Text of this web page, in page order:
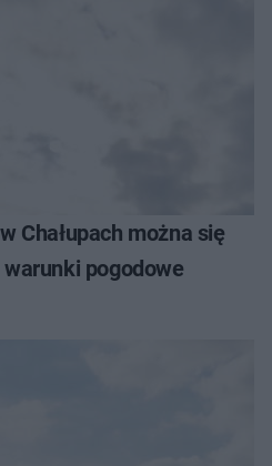
Chałupach można się
pogodowe